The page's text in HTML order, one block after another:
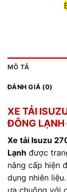
MÔ TẢ
ĐÁNH GIÁ (0)
XE TẢI
ĐÔNG LẠNH
Xe tải Isuzu
Lạnh được
nâng cấp hiện
dụng nhiên
ưa chuộng với